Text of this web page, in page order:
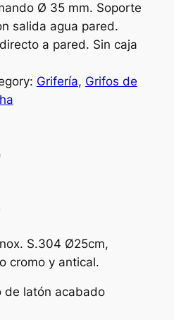
Ø 35 mm. Soporte
salida agua pared.
a pared. Sin caja
Grifería, Grifos de
S.304 Ø25cm,
cromo y antical.
de latón acabado